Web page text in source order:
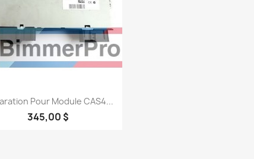
Aperçu rapide
Pour Module CAS4...
345,00 $